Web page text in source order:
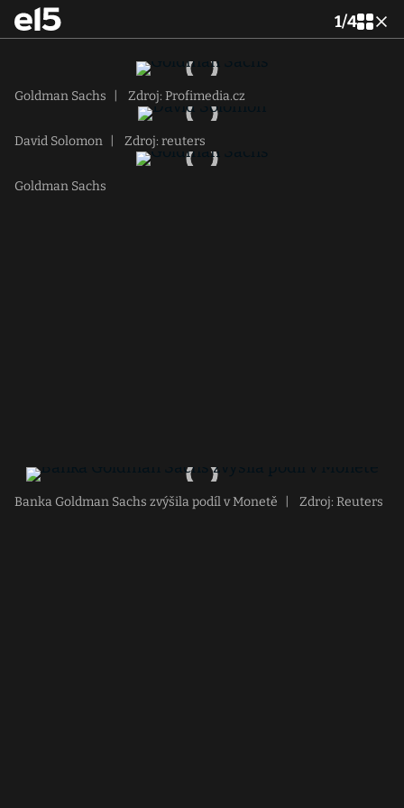
1/4
Goldman Sachs Zdroj: Profimedia.cz
David Solomon Zdroj: reuters
Goldman Sachs
Banka Goldman Sachs zvýšila podíl v Monetě Zdroj: Reuters